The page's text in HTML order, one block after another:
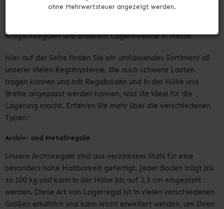
ohne Mehrwertsteuer angezeigt werden.
Lagerregale in hoher dänischer Qualität. Sie finden auch eine
Kragarmregalen und anderem Lagerinventar in Metall.
Hier auf der Seite finden Sie ein umfassendes Sortiment all
unserer vielen Regalsysteme, die auch schwere Lasten
tragen können und mit Regalböden und in der Höhe und
Breite angepasst werden können, was sie ideal für die
Lagerung macht. Erfahren Sie mehr über die verschiedenen
Typen:
Archiv- und Metallregale
Unsere Archivregale sind aus verzinktem Stahl für eine
besonders hohe Haltbarkeit gefertigt. Jeder Boden trägt bis
zu 100 kg und kann in der Höhe bis auf 2,5 cm eingestellt
werden. Diese Art von Lagerregal ist in vielen verschiedenen
Größen erhältlich und kann leicht erweitert werden, um Ihren